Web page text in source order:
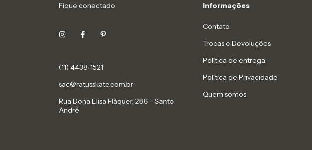
Fique conectado
(11) 4438-1521
sac@ratusskate.com.br
Rua Dona Elisa Fláquer, 286 - Santo
André
Informações
Contato
Trocas e Devoluções
Política de entrega
Política de Privacidade
Quem somos